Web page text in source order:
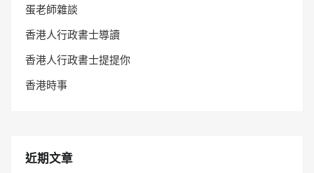
蛋老師雜談
香港人行政書士導讀
香港人行政書士提提你
香港時事
近期文章